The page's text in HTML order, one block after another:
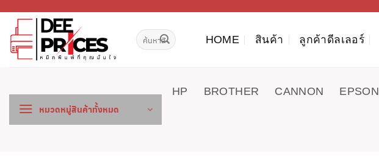
เนื้อหา
ค้นหา: HOME สินค้า ลูกค้าดีลเลอร์
หมวดหมู่สินค้าทั้งหมด
HP BROTHER CANNON EPSON